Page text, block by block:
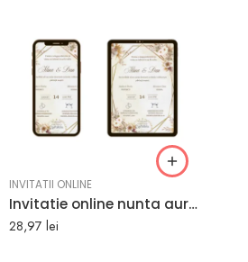
INVITATII ONLINE
Invitatie online nunta aurie cu trandafiri
28,97 lei